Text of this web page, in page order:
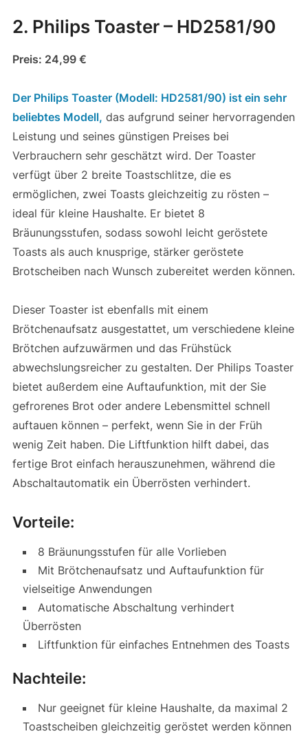
2. Philips Toaster – HD2581/90
Preis: 24,99 €
Der Philips Toaster (Modell: HD2581/90) ist ein sehr
beliebtes Modell, das aufgrund seiner hervorragenden
Leistung und seines günstigen Preises bei
Verbrauchern sehr geschätzt wird. Der Toaster
verfügt über 2 breite Toastschlitze, die es
ermöglichen, zwei Toasts gleichzeitig zu rösten –
ideal für kleine Haushalte. Er bietet 8
Bräunungsstufen, sodass sowohl leicht geröstete
Toasts als auch knusprige, stärker geröstete
Brotscheiben nach Wunsch zubereitet werden können.
Dieser Toaster ist ebenfalls mit einem
Brötchenaufsatz ausgestattet, um verschiedene kleine
Brötchen aufzuwärmen und das Frühstück
abwechslungsreicher zu gestalten. Der Philips Toaster
bietet außerdem eine Auftaufunktion, mit der Sie
gefrorenes Brot oder andere Lebensmittel schnell
auftauen können – perfekt, wenn Sie in der Früh
wenig Zeit haben. Die Liftfunktion hilft dabei, das
fertige Brot einfach herauszunehmen, während die
Abschaltautomatik ein Überrösten verhindert.
Vorteile:
8 Bräunungsstufen für alle Vorlieben
Mit Brötchenaufsatz und Auftaufunktion für
vielseitige Anwendungen
Automatische Abschaltung verhindert
Überrösten
Liftfunktion für einfaches Entnehmen des Toasts
Nachteile:
Nur geeignet für kleine Haushalte, da maximal 2
Toastscheiben gleichzeitig geröstet werden können